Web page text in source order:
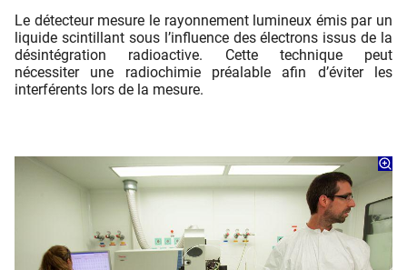
Le détecteur mesure le rayonnement lumineux émis par un
liquide scintillant sous l’inﬂuence des électrons issus de la
désintégration radioactive. Cette technique peut
nécessiter une radiochimie préalable aﬁn d’éviter les
interférents lors de la mesure.